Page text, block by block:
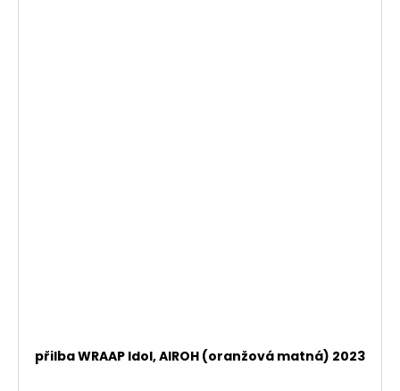
přilba WRAAP Idol, AIROH (oranžová matná) 2023